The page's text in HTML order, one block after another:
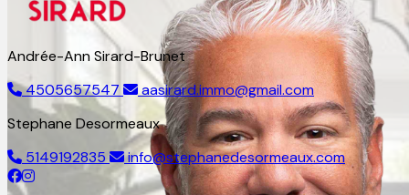
Andrée-Ann Sirard-Brunet
4505657547
aasirard.immo@gmail.com
Stephane Desormeaux
5149192835
info@stephanedesormeaux.com